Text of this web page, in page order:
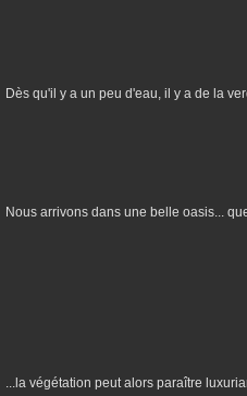
Dès qu'il y a un peu d'eau, il y a de la
Nous arrivons dans une belle oasis...
...la végétation peut alors paraître